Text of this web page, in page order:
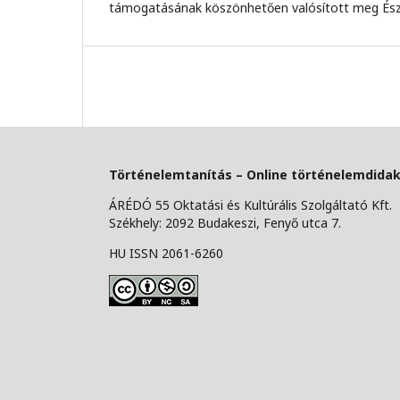
támogatásának köszönhetően valósított meg
Történelemtanítás – Online
ÁRÉDÓ 55 Oktatási és Kultúrális Szolgáltató Kft.
Székhely: 2092 Budakeszi, Fenyő utca 7.
HU ISSN 2061-6260